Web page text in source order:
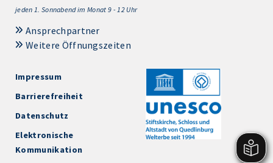
jeden 1. Sonnabend im Monat 9 - 12 Uhr
Ansprechpartner
Weitere Öffnungszeiten
Impressum
Barrierefreiheit
Datenschutz
Elektronische
Kommunikation